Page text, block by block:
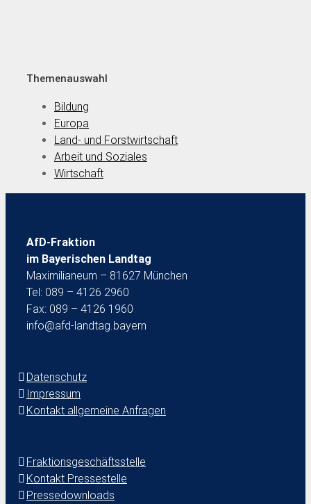
Themenauswahl
Bildung
Europa
Land- und Forstwirtschaft
Arbeit und Soziales
Wirtschaft
AfD-Fraktion
im Bayerischen Landtag
Maximilianeum – 81627 München
Tel: 089 – 4126 2960
Fax: 089 – 4126 1960
info@afd-landtag.bayern
Datenschutz
Impressum
Kontakt allgemeine Anfragen
Fraktionsgeschäftsstelle
Kontakt Pressestelle
Pressedownloads